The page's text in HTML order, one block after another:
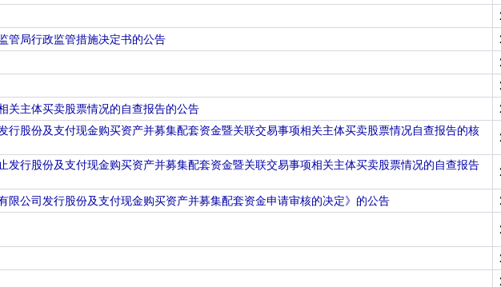
管局行政监管措施决定书的公告
关主体买卖股票情况的自查报告的公告
股份及支付现金购买资产并募集配套资金暨关联交易事项相关主体买卖股票情况自查报告的核
行股份及支付现金购买资产并募集配套资金暨关联交易事项相关主体买卖股票情况的自查报告
公司发行股份及支付现金购买资产并募集配套资金申请审核的决定》的公告